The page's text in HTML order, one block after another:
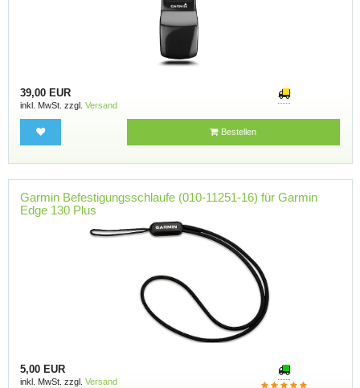
39,00 EUR
inkl. MwSt. zzgl. Versand
Bestellen
Garmin Befestigungsschlaufe (010-11251-16) für Garmin
Edge 130 Plus
5,00 EUR
inkl. MwSt. zzgl. Versand